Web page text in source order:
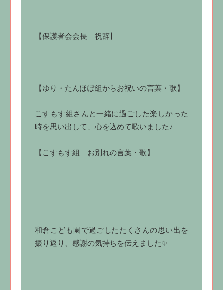
【保護者会会長 祝辞】
【ゆり・たんぽぽ組からお祝いの言葉・歌】
こすもす組さんと一緒に過ごした楽しかった
時を思い出して、心を込めて歌いました♪
【こすもす組 お別れの言葉・歌】
和倉こども園で過ごしたたくさんの思い出を
振り返り、感謝の気持ちを伝えました✨